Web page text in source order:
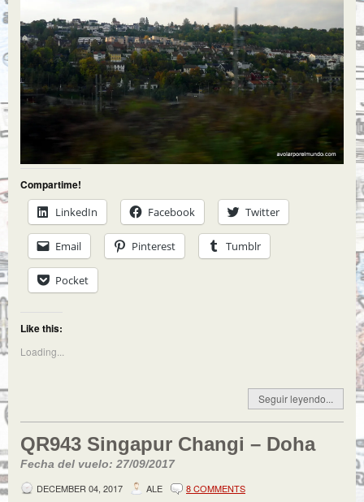
Compartime!
LinkedIn
Facebook Twitter
Email Pinterest Tumblr
Pocket
Like this:
Loading...
Seguir leyendo...
QR943 Singapur Changi – Doha
Fecha del vuelo: 27/09/2017
DECEMBER 04, 2017
ALE 8 COMMENTS